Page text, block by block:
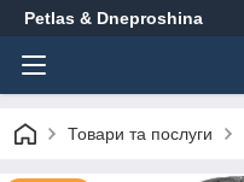
Petlas & Dneproshina
Товари та послуги